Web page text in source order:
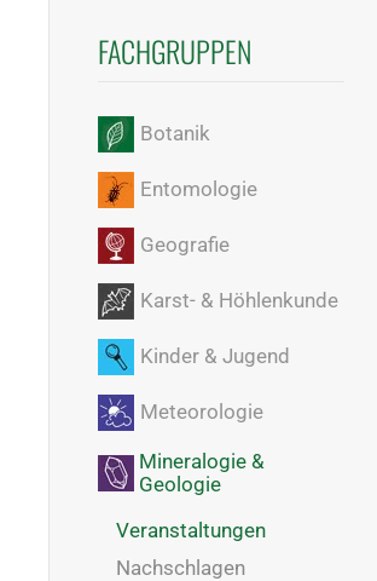
FACHGRUPPEN
Botanik
Entomologie
Geografie
Karst- & Höhlenkunde
Kinder & Jugend
Meteorologie
Mineralogie &
Geologie
Veranstaltungen
Nachschlagen